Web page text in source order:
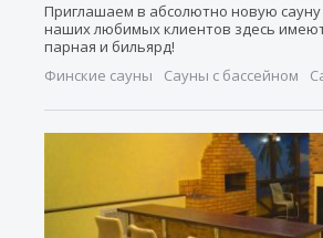
Приглашаем в абсолютно новую сауну
наших любимых клиентов здесь
парная и бильярд!
Финские сауны
Сауны с бассейном